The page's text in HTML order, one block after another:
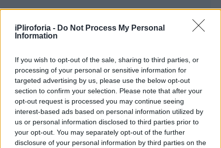
iPliroforia - Do Not Process My Personal
Information
If you wish to opt-out of the sale, sharing to third parties, or
processing of your personal or sensitive information for
targeted advertising by us, please use the below opt-out
section to confirm your selection. Please note that after your
opt-out request is processed you may continue seeing
interest-based ads based on personal information utilized by
us or personal information disclosed to third parties prior to
your opt-out. You may separately opt-out of the further
disclosure of your personal information by third parties on the